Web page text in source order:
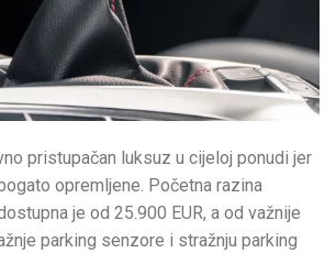
pristupačan luksuz u cijeloj ponudi jer
opremljene. Početna razina
je od 25.900 EUR, a od važnije
parking senzore i stražnju parking